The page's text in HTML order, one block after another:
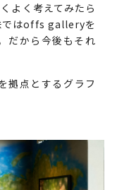
よく考えてみたら
ではoffs galleryを
だから今後もそれ
拠点とするグラフ